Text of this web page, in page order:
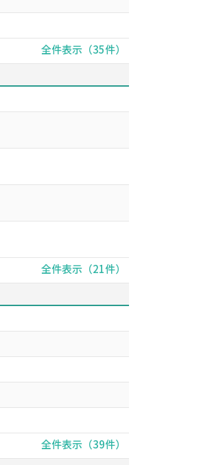
全件表示（35件）
全件表示（21件）
全件表示（39件）